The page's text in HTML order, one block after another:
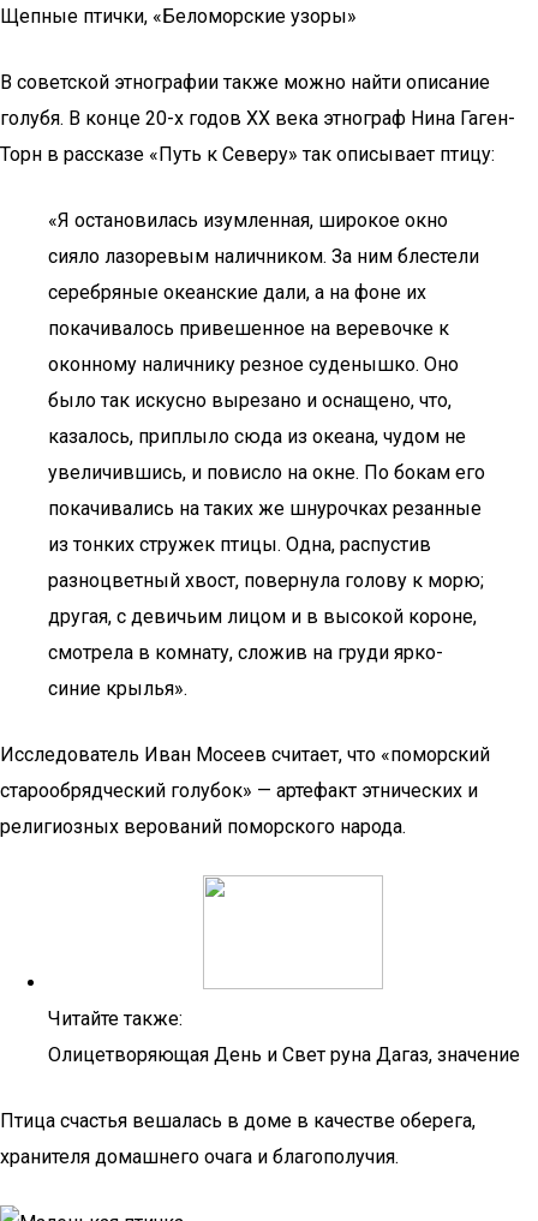
Щепные птички, «Беломорские узоры»
В советской этнографии также можно найти описание
голубя. В конце 20-х годов XX века этнограф Нина Гаген-
Торн в рассказе «Путь к Северу» так описывает птицу:
«Я остановилась изумленная, широкое окно
сияло лазоревым наличником. За ним блестели
серебряные океанские дали, а на фоне их
покачивалось привешенное на веревочке к
оконному наличнику резное суденышко. Оно
было так искусно вырезано и оснащено, что,
казалось, приплыло сюда из океана, чудом не
увеличившись, и повисло на окне. По бокам его
покачивались на таких же шнурочках резанные
из тонких стружек птицы. Одна, распустив
разноцветный хвост, повернула голову к морю;
другая, с девичьим лицом и в высокой короне,
смотрела в комнату, сложив на груди ярко-
синие крылья».
Исследователь Иван Мосеев считает, что «поморский
старообрядческий голубок» — артефакт этнических и
религиозных верований поморского народа.
Читайте также:
Олицетворяющая День и Свет руна Дагаз, значение
Птица счастья вешалась в доме в качестве оберега,
хранителя домашнего очага и благополучия.